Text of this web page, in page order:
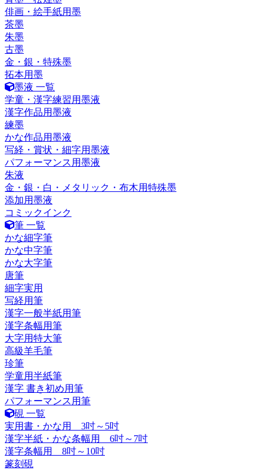
俳画・絵手紙用墨
茶墨
朱墨
古墨
金・銀・特殊墨
拓本用墨
墨液 一覧
学童・漢字練習用墨液
漢字作品用墨液
練墨
かな作品用墨液
写経・賞状・細字用墨液
パフォーマンス用墨液
朱液
金・銀・白・メタリック・布木用特殊墨
添加用墨液
コミックインク
筆 一覧
かな細字筆
かな中字筆
かな大字筆
唐筆
細字実用
写経用筆
漢字一般半紙用筆
漢字条幅用筆
大字用特大筆
高級羊毛筆
珍筆
学童用半紙筆
漢字 書き初め用筆
パフォーマンス用筆
硯 一覧
実用書・かな用 3吋～5吋
漢字半紙・かな条幅用 6吋～7吋
漢字条幅用 8吋～10吋
篆刻硯